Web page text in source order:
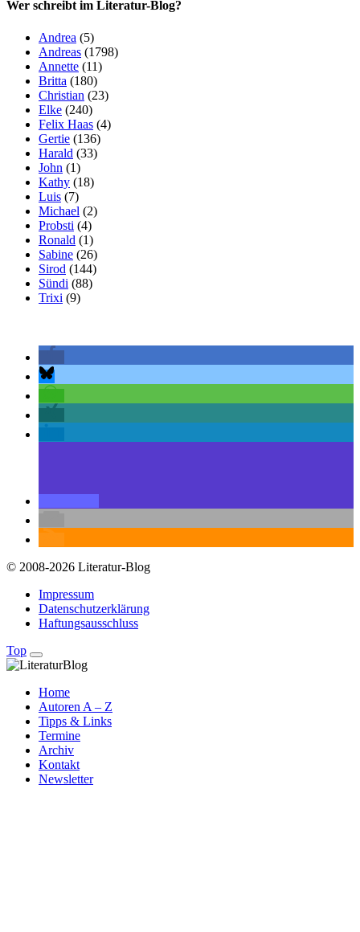
Wer schreibt im Literatur-Blog?
Andrea (5)
Andreas (1798)
Annette (11)
Britta (180)
Christian (23)
Elke (240)
Felix Haas (4)
Gertie (136)
Harald (33)
John (1)
Kathy (18)
Luis (7)
Michael (2)
Probsti (4)
Ronald (1)
Sabine (26)
Sirod (144)
Sündi (88)
Trixi (9)
© 2008-2026 Literatur-Blog
Impressum
Datenschutzerklärung
Haftungsausschluss
Top
Home
Autoren A – Z
Tipps & Links
Termine
Archiv
Kontakt
Newsletter